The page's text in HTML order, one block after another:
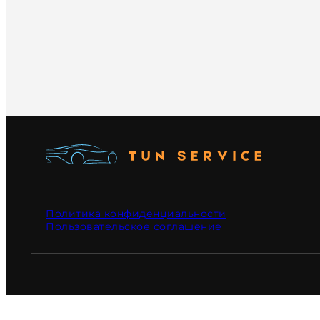
Политика конфиденциальности
Пользовательское соглашение